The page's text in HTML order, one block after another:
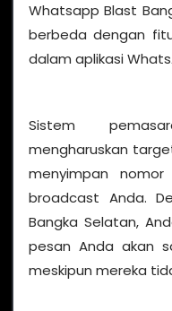
Whatsapp Blast
berbeda dengan
dalam aplikasi
Sistem
mengharuskan
menyimpan
broadcast Anda.
Bangka Selatan,
pesan Anda akan
meskipun mereka